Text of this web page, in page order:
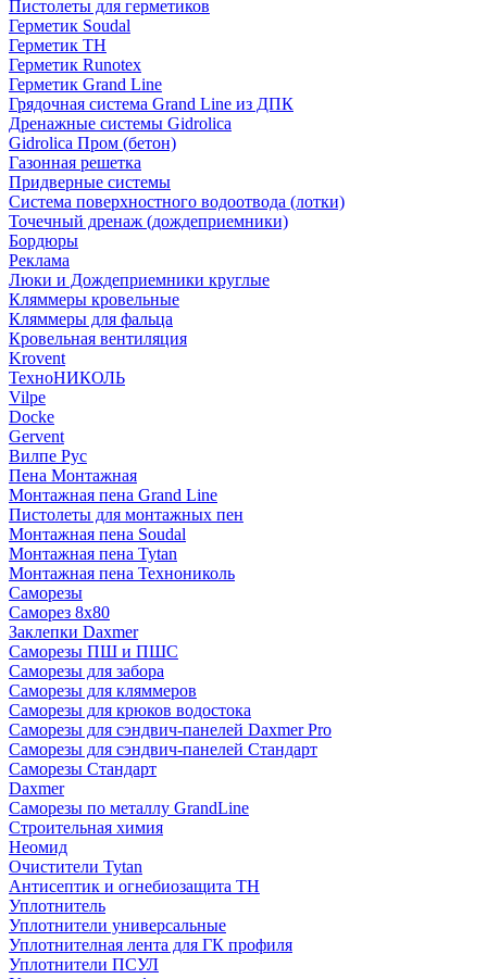
Пистолеты для герметиков
Герметик Soudal
Герметик ТН
Герметик Runotex
Герметик Grand Line
Грядочная система Grand Line из ДПК
Дренажные системы Gidrolica
Gidrolica Пром (бетон)
Газонная решетка
Придверные системы
Система поверхностного водоотвода (лотки)
Точечный дренаж (дождеприемники)
Бордюры
Рекламa
Люки и Дождеприемники круглые
Кляммеры кровельные
Кляммеры для фальца
Кровельная вентиляция
Krovent
ТехноНИКОЛЬ
Vilpe
Docke
Gervent
Вилпе Рус
Пена Монтажнaя
Монтажная пена Grand Linе
Пистолеты для монтажных пен
Монтажная пена Soudal
Монтажная пена Tytan
Монтажная пена Технониколь
Саморезы
Саморез 8х80
Заклепки Daxmer
Саморезы ПШ и ПШС
Саморезы для забора
Саморезы для кляммеров
Саморезы для крюков водостока
Саморезы для сэндвич-панелей Daxmer Pro
Саморезы для сэндвич-панелей Стандарт
Саморезы Стандарт
Daxmer
Саморезы по металлу GrandLine
Строительная химия
Неомид
Очистители Tytan
Антисептик и огнебиозащита ТН
Уплотнитель
Уплотнители универсальные
Уплотнителная лента для ГК профиля
Уплотнители ПСУЛ